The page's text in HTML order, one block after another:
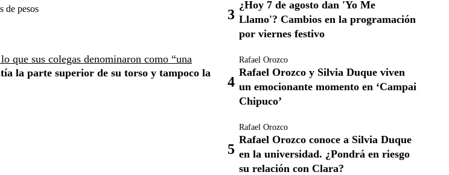
de pesos
que sus colegas denominaron como “una
la parte superior de su torso y tampoco la
¿Hoy 7 de agosto dan 'Yo Me
Llamo'? Cambios en la programación
por viernes festivo
Rafael Orozco
Rafael Orozco y Silvia Duque viven
un emocionante momento en ‘Campai
Chipuco’
Rafael Orozco
Rafael Orozco conoce a Silvia Duque
en la universidad. ¿Pondrá en riesgo
su relación con Clara?